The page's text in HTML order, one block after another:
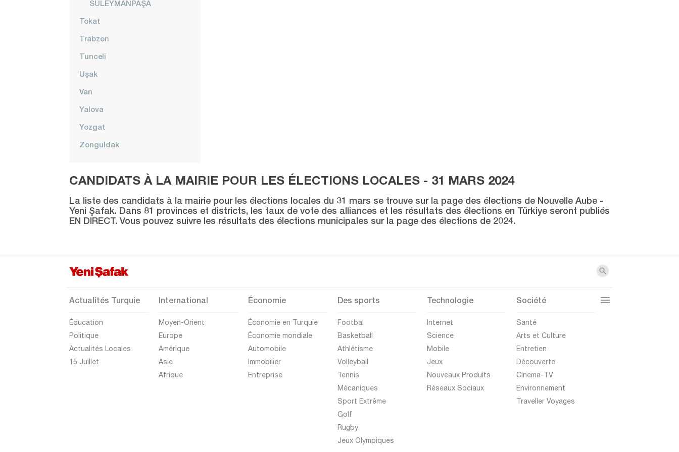
SÜLEYMANPAŞA
Tokat
Trabzon
Tunceli
Uşak
Van
Yalova
Yozgat
Zonguldak
CANDIDATS À LA MAIRIE POUR LES ÉLECTIONS LOCALES - 31 MARS 2024
La liste des candidats à la mairie pour les élections locales du 31 mars se trouve sur la page des élections de Nouvelle Aube -
Yeni Şafak. Dans 81 provinces et districts, les taux de vote des alliances et les résultats des élections en Türkiye seront publiés
EN DIRECT. Vous pouvez suivre les résultats des élections municipales sur la page des élections de 2024.
Actualités Turquie
Éducation
Politique
Actualités Locales
15 Juillet
International
Moyen-Orient
Europe
Amérique
Asie
Afrique
Économie
Économie en Turquie
Économie mondiale
Automobile
Immobilier
Entreprise
Des sports
Footbal
Basketball
Athlétisme
Volleyball
Tennis
Mécaniques
Sport Extrême
Golf
Rugby
Jeux Olympiques
Technologie
Internet
Science
Mobile
Jeux
Nouveaux Produits
Réseaux Sociaux
Société
Santé
Arts et Culture
Entretien
Découverte
Cinema-TV
Environnement
Traveller Voyages